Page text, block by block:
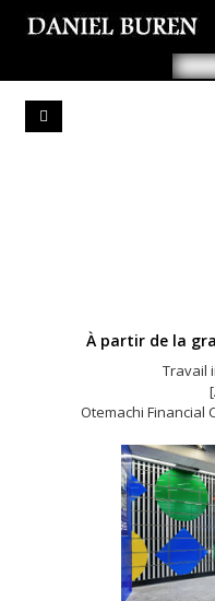
À partir de la
Travail
Otemachi Financial